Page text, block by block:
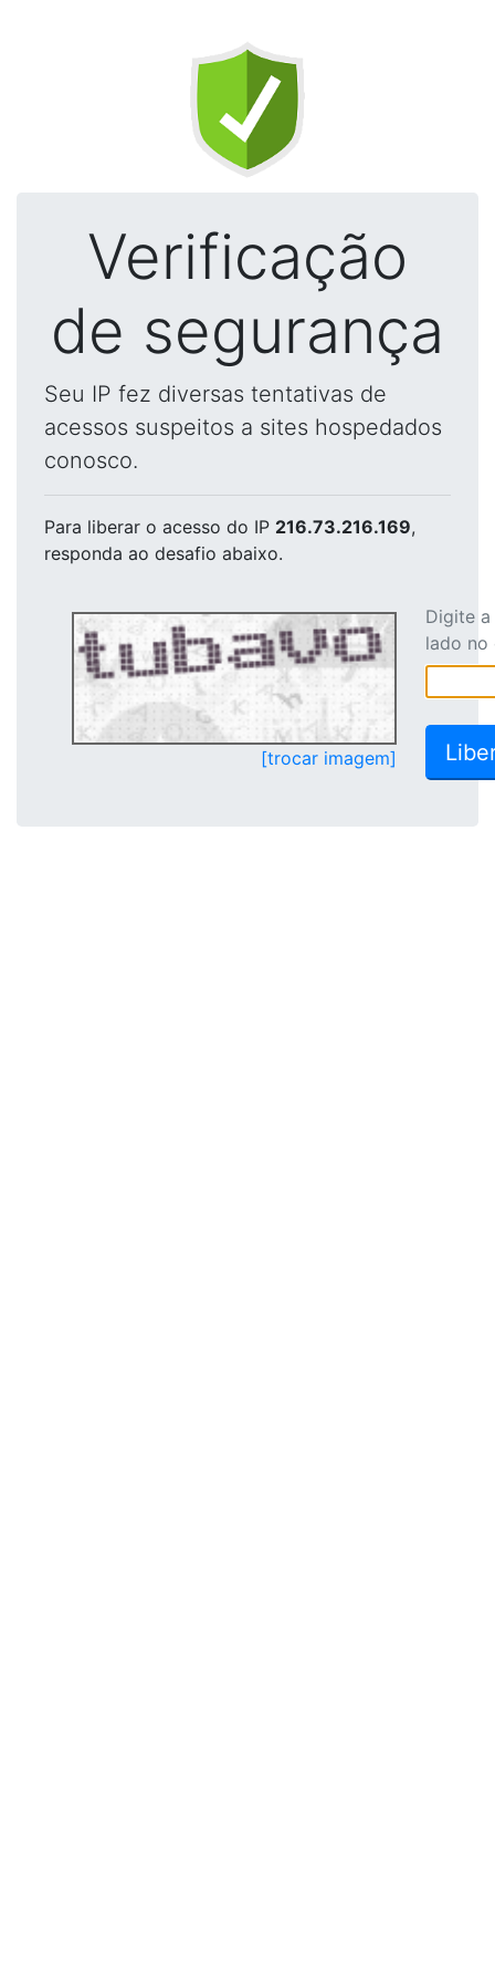
Verificação
de segurança
Seu IP fez diversas tentativas de
acessos suspeitos a sites hospedados
conosco.
Para liberar o acesso do IP 216.73.216.169,
responda ao desafio abaixo.
[trocar imagem]
Digite
lado no